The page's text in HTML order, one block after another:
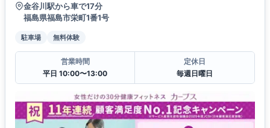
金谷川駅から車で17分
福島県福島市栄町1番1号
駐車場 無料体験
営業時間
平日 10:00〜13:00
定休日
毎週日曜日